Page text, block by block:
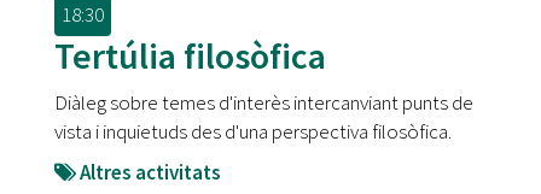
18:30
Tertúlia filosòfica
Diàleg sobre temes d'interès intercanviant punts de
vista i inquietuds des d'una perspectiva filosòfica.
Altres activitats